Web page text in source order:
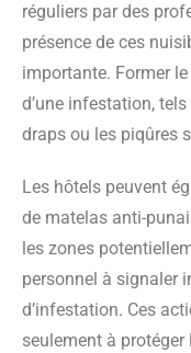
réguliers par des
présence de ces
importante. Former
d’une infestation,
draps ou les piqûres
Les hôtels peuvent
de matelas anti-
les zones
personnel à signaler
d’infestation. Ces
seulement à